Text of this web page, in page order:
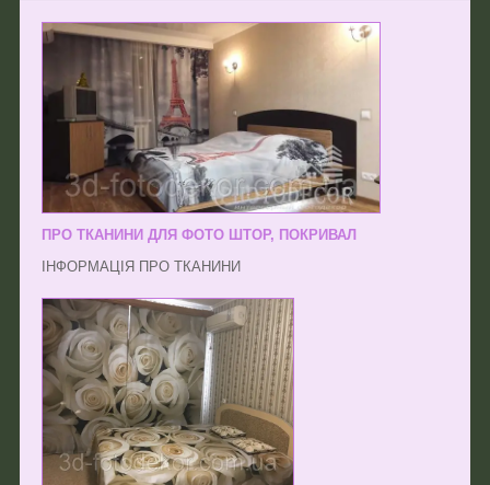
ПРО ТКАНИНИ ДЛЯ ФОТО ШТОР, ПОКРИВАЛ
ІНФОРМАЦІЯ ПРО ТКАНИНИ